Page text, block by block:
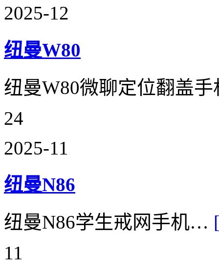
2025-12
纽曼W80
纽曼W80微聊定位翻盖
24
2025-11
纽曼N86
纽曼N86学生戒网手机…
11